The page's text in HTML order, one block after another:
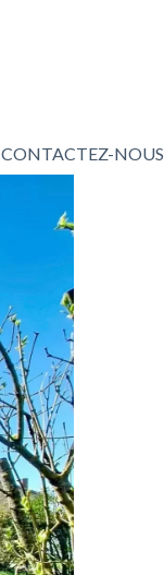
CONTACTEZ-NOUS